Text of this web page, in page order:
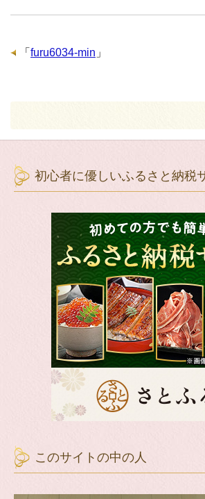
「 furu6034-min 」
初心者に優しいふるさと納税
このサイトの中の人